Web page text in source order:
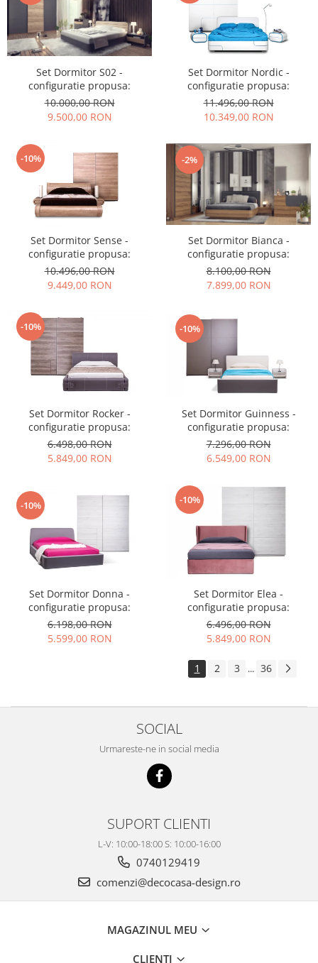
Set Dormitor S02 -
configuratie propusa:
10.000,00 RON
9.500,00 RON
Set Dormitor Nordic -
configuratie propusa:
11.496,00 RON
10.349,00 RON
-10%
Set Dormitor Sense -
configuratie propusa:
10.496,00 RON
9.449,00 RON
-2%
Set Dormitor Bianca -
configuratie propusa:
8.100,00 RON
7.899,00 RON
-10%
Set Dormitor Rocker -
configuratie propusa:
6.498,00 RON
5.849,00 RON
-10%
Set Dormitor Guinness -
configuratie propusa:
7.296,00 RON
6.549,00 RON
-10%
Set Dormitor Donna -
configuratie propusa:
6.198,00 RON
5.599,00 RON
-10%
Set Dormitor Elea -
configuratie propusa:
6.496,00 RON
5.849,00 RON
1 2 3 ... 36
SOCIAL
Urmareste-ne in social media
SUPORT CLIENTI
L-V: 10:00-18:00 S: 10:00-16:00
0740129419
comenzi@decocasa-design.ro
MAGAZINUL MEU
CLIENTI